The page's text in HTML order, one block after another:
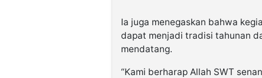
Ia juga menegaskan bahwa
dapat menjadi tradisi tahunan
mendatang.
“Kami berharap Allah SWT